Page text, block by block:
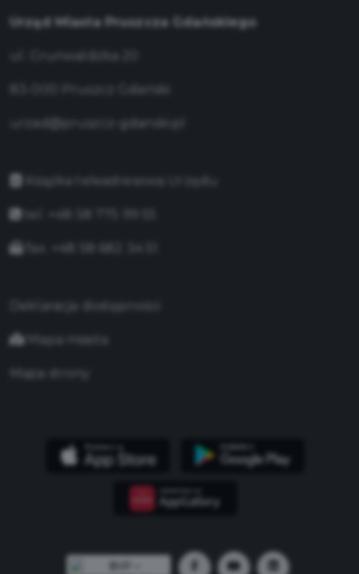
Urząd Miasta Pruszcza Gdańskiego
Mapa miasta